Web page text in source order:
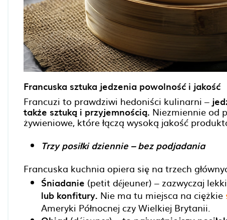
Francuska sztuka jedzenia powolność i jakość
Francuzi to prawdziwi hedoniści kulinarni –
także sztuką i przyjemnością. Niezmiennie od
żywieniowe, które łączą wysoką jakość
Trzy posiłki dziennie – bez podjadania
Francuska kuchnia opiera się na trzech
Śniadanie (petit déjeuner) – zazwyczaj
lub konfitury. Nie ma tu miejsca na ciężkie
Ameryki Północnej czy Wielkiej Brytanii.